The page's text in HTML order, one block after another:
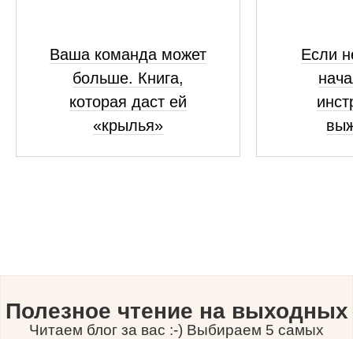
Ваша команда может
больше. Книга,
которая даст ей
«крылья»
Если
Полезное чтение на выходных
Читаем блог за вас :-) Выбираем 5 самых